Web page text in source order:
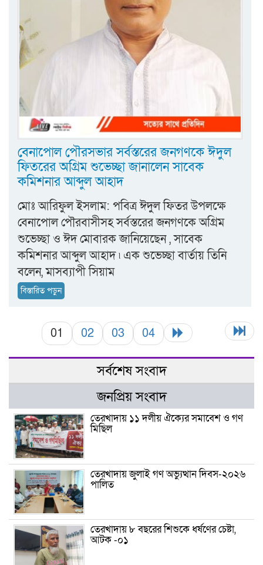
বেনাপোল পৌরসভার সর্বস্তরের জনগণকে ঈদুল
ফিতরের অগ্রিম শুভেচ্ছা জানালেন সাবেক
কমিশনার আব্দুল আহাদ
মোঃ আরিফুল ইসলাম: পবিত্র ঈদুল ফিতর উপলক্ষে
বেনাপোল পৌরবাসীসহ সর্বস্তরের জনগণকে অগ্রিম
শুভেচ্ছা ও ঈদ মোবারক জানিয়েছেন , সাবেক
কমিশনার আব্দুল আহাদ ৷ এক শুভেচ্ছা বার্তায় তিনি
বলেন, মাসব্যাপী সিয়াম
বিস্তারিত পড়ুন
01 02 03 04
সর্বশেষ সংবাদ
জনপ্রিয় সংবাদ
তেরখাদায় ১১ দলীয় ঐক্যের সমাবেশ ও গণ
মিছিল
তেরখাদায় জুলাই গণ অভ্যুত্থান দিবস-২০২৬
পালিত
তেরখাদায় ৮ বছরের শিশুকে ধর্ষণের চেষ্টা,
আটক -০১